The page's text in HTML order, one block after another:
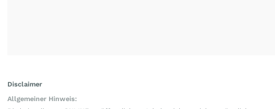
Disclaimer
Allgemeiner Hinweis: